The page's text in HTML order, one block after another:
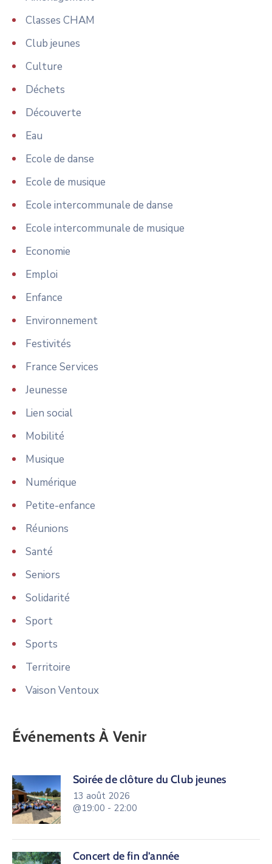
Classes CHAM
Club jeunes
Culture
Déchets
Découverte
Eau
Ecole de danse
Ecole de musique
Ecole intercommunale de danse
Ecole intercommunale de musique
Economie
Emploi
Enfance
Environnement
Festivités
France Services
Jeunesse
Lien social
Mobilité
Musique
Numérique
Petite-enfance
Réunions
Santé
Seniors
Solidarité
Sport
Sports
Territoire
Vaison Ventoux
Événements À Venir
Soirée de clôture du Club jeunes
13 août 2026
@19:00 - 22:00
Concert de fin d’année